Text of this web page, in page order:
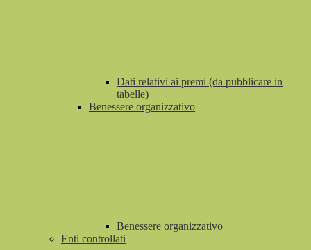
Dati relativi ai premi (da pubblicare in
tabelle)
Benessere organizzativo
Benessere organizzativo
Enti controllati